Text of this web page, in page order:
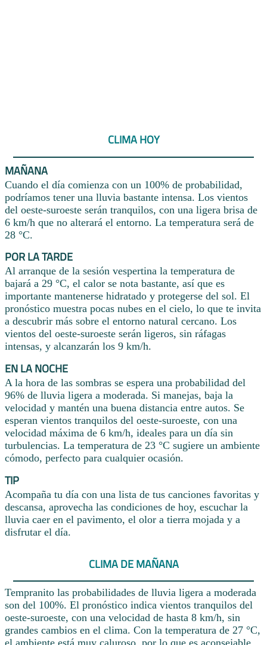
CLIMA HOY
MAÑANA
Cuando el día comienza con un 100% de probabilidad,
podríamos tener una lluvia bastante intensa. Los vientos
del oeste-suroeste serán tranquilos, con una ligera brisa de
6 km/h que no alterará el entorno. La temperatura será de
28 °C.
POR LA TARDE
Al arranque de la sesión vespertina la temperatura de
bajará a 29 °C, el calor se nota bastante, así que es
importante mantenerse hidratado y protegerse del sol. El
pronóstico muestra pocas nubes en el cielo, lo que te invita
a descubrir más sobre el entorno natural cercano. Los
vientos del oeste-suroeste serán ligeros, sin ráfagas
intensas, y alcanzarán los 9 km/h.
EN LA NOCHE
A la hora de las sombras se espera una probabilidad del
96% de lluvia ligera a moderada. Si manejas, baja la
velocidad y mantén una buena distancia entre autos. Se
esperan vientos tranquilos del oeste-suroeste, con una
velocidad máxima de 6 km/h, ideales para un día sin
turbulencias. La temperatura de 23 °C sugiere un ambiente
cómodo, perfecto para cualquier ocasión.
TIP
Acompaña tu día con una lista de tus canciones favoritas y
descansa, aprovecha las condiciones de hoy, escuchar la
lluvia caer en el pavimento, el olor a tierra mojada y a
disfrutar el día.
CLIMA DE MAÑANA
Tempranito las probabilidades de lluvia ligera a moderada
son del 100%. El pronóstico indica vientos tranquilos del
oeste-suroeste, con una velocidad de hasta 8 km/h, sin
grandes cambios en el clima. Con la temperatura de 27 °C,